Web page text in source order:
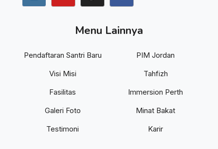
Menu Lainnya
Pendaftaran Santri Baru
Visi Misi
Fasilitas
Galeri Foto
Testimoni
PIM Jordan
Tahfizh
Immersion Perth
Minat Bakat
Karir